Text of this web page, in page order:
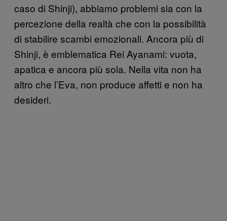
caso di Shinji), abbiamo problemi sia con la
percezione della realtà che con la possibilità
di stabilire scambi emozionali. Ancora più di
Shinji, è emblematica Rei Ayanami: vuota,
apatica e ancora più sola. Nella vita non ha
altro che l’Eva, non produce affetti e non ha
desideri.